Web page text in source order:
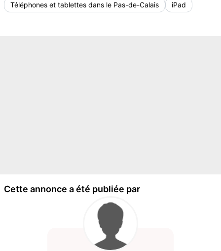
Téléphones et tablettes dans le Pas-de-Calais
iPad
Cette annonce a été publiée par